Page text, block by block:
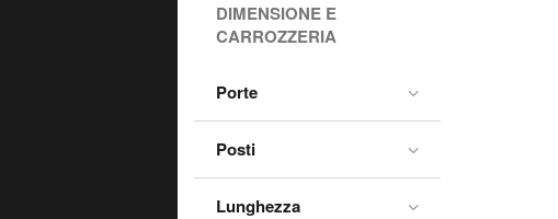
DIMENSIONE E
CARROZZERIA
Porte
Posti
Lunghezza